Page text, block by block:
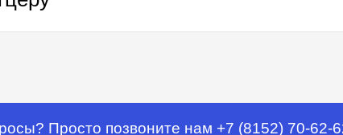
Просто позвоните нам +7 (8152) 70-62-